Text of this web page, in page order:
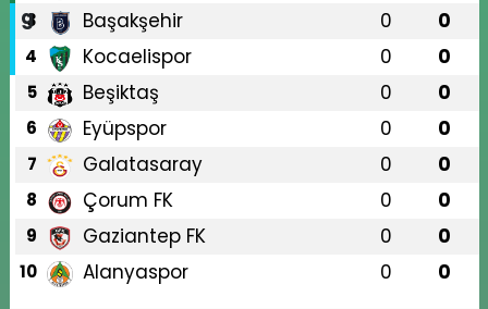
3 Başakşehir 0 0
4 Kocaelispor 0 0
5 Beşiktaş 0 0
6 Eyüpspor 0 0
7 Galatasaray 0 0
8 Çorum FK 0 0
9 Gaziantep FK 0 0
10 Alanyaspor 0 0